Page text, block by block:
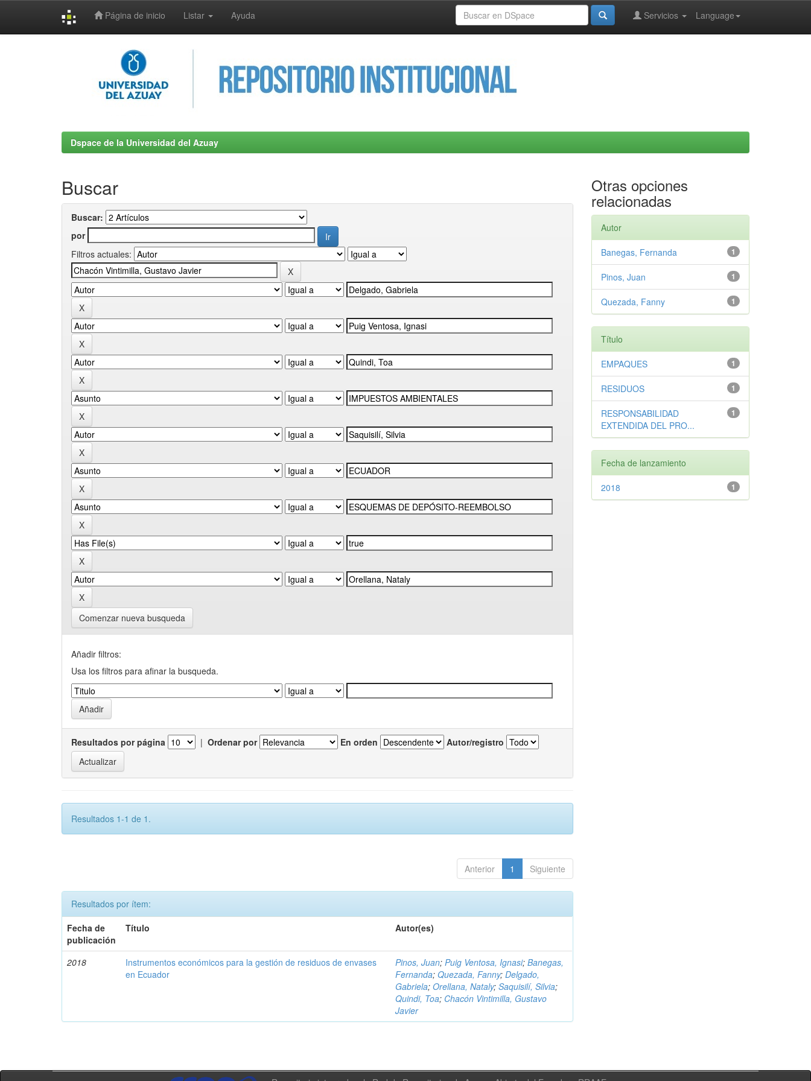
Página de inicio Listar Ayuda Language
Servicios
Dspace de la Universidad del Azuay
Buscar
Buscar:
por
Filtros actuales:
Comenzar nueva busqueda
Añadir filtros:
Usa los filtros para afinar la busqueda.
Resultados por página | Ordenar por En orden Autor/registro
Resultados 1-1 de 1.
Anterior 1 Siguiente
Resultados por ítem:
Fecha de
publicación
Título Autor(es)
2018
Instrumentos económicos para la gestión de residuos de envases
en Ecuador
Pinos, Juan;Puig Ventosa, Ignasi;Banegas,
Fernanda;Quezada, Fanny;Delgado,
Gabriela;Orellana, Nataly;Saquisilí, Silvia;
Quindi, Toa; Chacón Vintimilla, Gustavo
Javier
Otras opciones
relacionadas
Autor
1
Banegas, Fernanda
1
Pinos, Juan
1
Quezada, Fanny
Título
1
EMPAQUES
1
RESIDUOS
1
RESPONSABILIDAD
EXTENDIDA DEL PRO...
Fecha de lanzamiento
1
2018